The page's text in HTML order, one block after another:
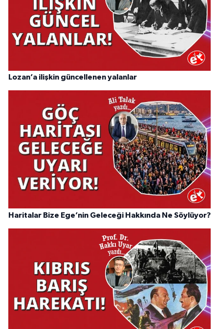
Lozan’a ilişkin güncellenen yalanlar
Haritalar Bize Ege’nin Geleceği Hakkında Ne Söylüyor?